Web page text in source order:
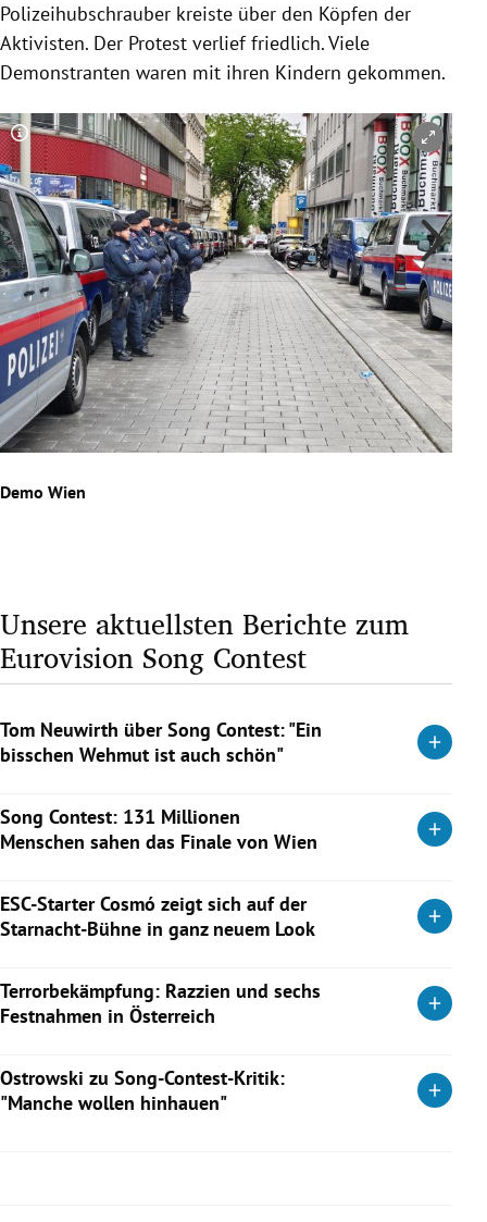
Polizeihubschrauber kreiste über den Köpfen der
Aktivisten. Der Protest verlief friedlich. Viele
Demonstranten waren mit ihren Kindern gekommen.
Copyright-Hinweis öffnen/schließen
Demo Wien
Unsere aktuellsten Berichte zum
Eurovision Song Contest
Tom Neuwirth über Song Contest: "Ein
bisschen Wehmut ist auch schön"
Jetzt ist er aber in der „Fledermaus“ zu sehen. Und er spricht
im KURIER-Interview über diesen einen Moment beim ESC
Weiterlesen
Song Contest: 131 Millionen
Menschen sahen das Finale von Wien
Rückgang im Vergleich zum Vorjahr.
ESC-Starter Cosmó zeigt sich auf der
Starnacht-Bühne in ganz neuem Look
neues Kapitel aufschlagen.
Terrorbekämpfung: Razzien und sechs
Festnahmen in Österreich
den islamistischen Extremismus und Terrorismus durch. Der
jüngste Verdächtige ist 14 Jahre alt.
Ostrowski zu Song-Contest-Kritik:
"Manche wollen hinhauen"